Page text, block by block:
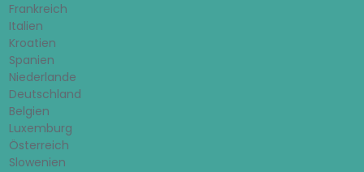
Frankreich
Italien
Kroatien
Spanien
Niederlande
Deutschland
Belgien
Luxemburg
Österreich
Slowenien